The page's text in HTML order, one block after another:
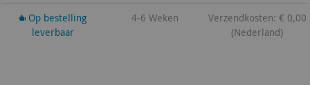
Op bestelling
leverbaar
4-6 Weken
Verzendkosten: € 0,00
(Nederland)